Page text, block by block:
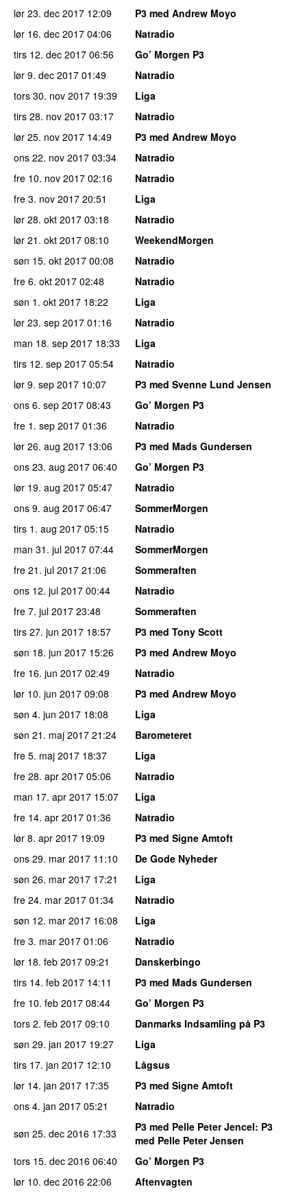
lør 23. dec 2017 12:09
P3 med Andrew Moyo
lør 16. dec 2017 04:06
Natradio
tirs 12. dec 2017 06:56
Go’ Morgen P3
lør 9. dec 2017 01:49
Natradio
tors 30. nov 2017 19:39
Liga
tirs 28. nov 2017 03:17
Natradio
lør 25. nov 2017 14:49
P3 med Andrew Moyo
ons 22. nov 2017 03:34
Natradio
fre 10. nov 2017 02:16
Natradio
fre 3. nov 2017 20:51
Liga
lør 28. okt 2017 03:18
Natradio
lør 21. okt 2017 08:10
WeekendMorgen
søn 15. okt 2017 00:08
Natradio
fre 6. okt 2017 02:48
Natradio
søn 1. okt 2017 18:22
Liga
lør 23. sep 2017 01:16
Natradio
man 18. sep 2017 18:33
Liga
tirs 12. sep 2017 05:54
Natradio
lør 9. sep 2017 10:07
P3 med Svenne Lund Jensen
ons 6. sep 2017 08:43
Go’ Morgen P3
fre 1. sep 2017 01:36
Natradio
lør 26. aug 2017 13:06
P3 med Mads Gundersen
ons 23. aug 2017 06:40
Go’ Morgen P3
lør 19. aug 2017 05:47
Natradio
ons 9. aug 2017 06:47
SommerMorgen
tirs 1. aug 2017 05:15
Natradio
man 31. jul 2017 07:44
SommerMorgen
fre 21. jul 2017 21:06
Sommeraften
ons 12. jul 2017 00:44
Natradio
fre 7. jul 2017 23:48
Sommeraften
tirs 27. jun 2017 18:57
P3 med Tony Scott
søn 18. jun 2017 15:26
P3 med Andrew Moyo
fre 16. jun 2017 02:49
Natradio
lør 10. jun 2017 09:08
P3 med Andrew Moyo
søn 4. jun 2017 18:08
Liga
søn 21. maj 2017 21:24
Barometeret
fre 5. maj 2017 18:37
Liga
fre 28. apr 2017 05:06
Natradio
man 17. apr 2017 15:07
Liga
fre 14. apr 2017 01:36
Natradio
lør 8. apr 2017 19:09
P3 med Signe Amtoft
ons 29. mar 2017 11:10
De Gode Nyheder
søn 26. mar 2017 17:21
Liga
fre 24. mar 2017 01:34
Natradio
søn 12. mar 2017 16:08
Liga
fre 3. mar 2017 01:06
Natradio
lør 18. feb 2017 09:21
Danskerbingo
tirs 14. feb 2017 14:11
P3 med Mads Gundersen
fre 10. feb 2017 08:44
Go’ Morgen P3
tors 2. feb 2017 09:10
Danmarks Indsamling på P3
søn 29. jan 2017 19:27
Liga
tirs 17. jan 2017 12:10
Lågsus
lør 14. jan 2017 17:35
P3 med Signe Amtoft
ons 4. jan 2017 05:21
Natradio
søn 25. dec 2016 17:33 P3 med Pelle Peter Jencel: P3
med Pelle Peter Jensen
tors 15. dec 2016 06:40
Go’ Morgen P3
lør 10. dec 2016 22:06
Aftenvagten